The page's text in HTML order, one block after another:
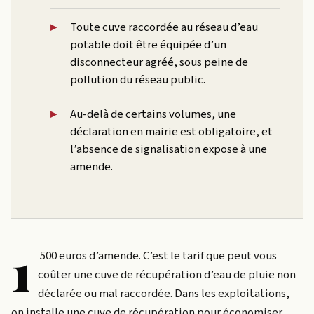
Toute cuve raccordée au réseau d’eau
potable doit être équipée d’un
disconnecteur agréé, sous peine de
pollution du réseau public.
Au-delà de certains volumes, une
déclaration en mairie est obligatoire, et
l’absence de signalisation expose à une
amende.
1
500 euros d’amende. C’est le tarif que peut vous
coûter une cuve de récupération d’eau de pluie non
déclarée ou mal raccordée. Dans les exploitations,